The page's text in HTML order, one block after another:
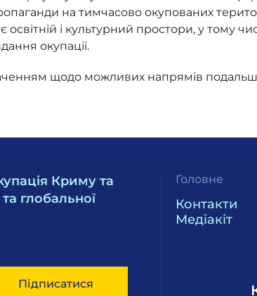
на тимчасово окупованих
і культурний простори, у тому
окупації.
щодо можливих напрямів
Криму та
глобальної
Підписатися
Головне
Контакти
Медіакіт